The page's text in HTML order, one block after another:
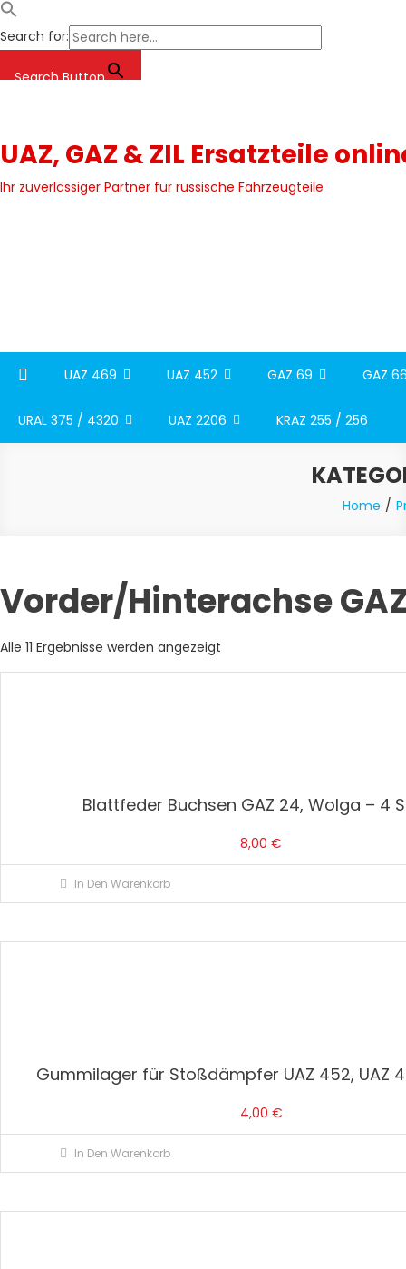
Search for:
Search Button
UAZ, GAZ & ZIL Ersatzteile
Ihr zuverlässiger Partner für russische Fahrzeugteile
UAZ 469 UAZ 452 GAZ 69 GAZ
URAL 375 / 4320 UAZ 2206 KRAZ 255 / 256
Home
Vorder/Hinterachse
Alle 11 Ergebnisse werden angezeigt
Aktualität
Blattfeder Buchsen GAZ 24, Wolga – 4
8,00 €
In Den Warenkorb
Gummilager für Stoßdämpfer UAZ 452, UAZ
4,00 €
In Den Warenkorb